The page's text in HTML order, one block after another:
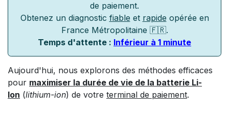
de paiement.
Obtenez un diagnostic fiable et rapide opérée en
France Métropolitaine 🇫🇷.
Temps d'attente : Inférieur à 1 minute
Aujourd'hui, nous explorons des méthodes efficaces
pour maximiser la durée de vie de la batterie Li-
Ion (lithium-ion) de votre terminal de paiement.